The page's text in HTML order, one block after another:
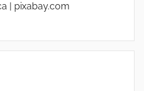
| pixabay.com